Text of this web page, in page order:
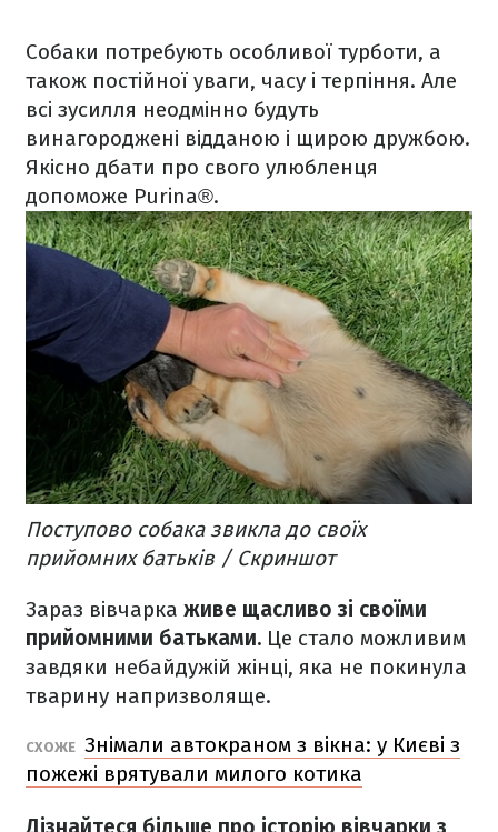
Собаки потребують особливої турботи, а
також постійної уваги, часу і терпіння. Але
всі зусилля неодмінно будуть
винагороджені відданою і щирою дружбою.
Якісно дбати про свого улюбленця
допоможе Purina®.
Поступово собака звикла до своїх
прийомних батьків / Скриншот
Зараз вівчарка живе щасливо зі своїми
прийомними батьками. Це стало можливим
завдяки небайдужій жінці, яка не покинула
тварину напризволяще.
СХОЖЕ Знімали автокраном з вікна: у Києві з
пожежі врятували милого котика